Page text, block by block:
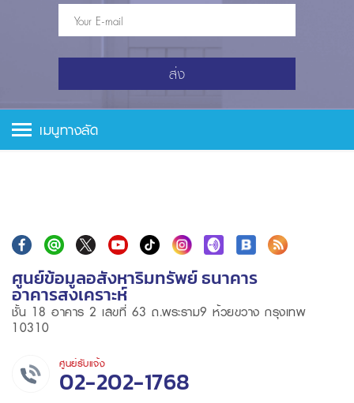
ส่ง
เมนูทางลัด
ศูนย์ข้อมูลอสังหาริมทรัพย์ ธนาคาร
อาคารสงเคราะห์
ชั้น 18 อาคาร 2 เลขที่ 63 ถ.พระราม9 ห้วยขวาง กรุงเทพ
10310
ศูนย์รับแจ้ง
02-202-1768